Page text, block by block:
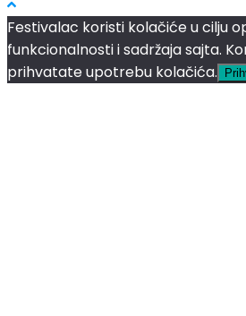
Festivalac koristi kolačiće u cilju
funkcionalnosti i sadržaja sajta.
prihvatate upotrebu kolačića.